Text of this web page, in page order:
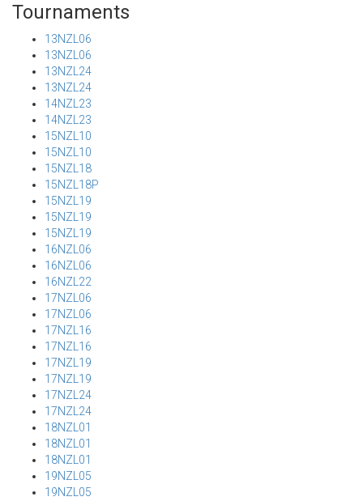
Tournaments
13NZL06
13NZL06
13NZL24
13NZL24
14NZL23
14NZL23
15NZL10
15NZL10
15NZL18
15NZL18P
15NZL19
15NZL19
15NZL19
16NZL06
16NZL06
16NZL22
17NZL06
17NZL06
17NZL16
17NZL16
17NZL19
17NZL19
17NZL24
17NZL24
18NZL01
18NZL01
18NZL01
19NZL05
19NZL05